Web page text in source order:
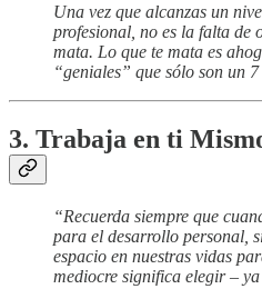
Una vez que alcanzas un
profesional, no es la falta de
mata. Lo que te mata es
“geniales” que sólo son un
3. Trabaja en ti
“Recuerda siempre que
para el desarrollo personal,
espacio en nuestras vidas
mediocre significa elegir –